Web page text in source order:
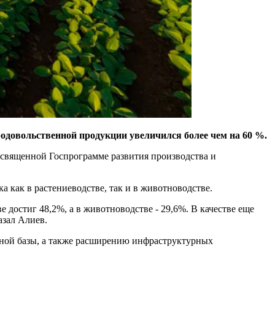
продукции увеличился более чем на 60 %.
Госпрограмме развития производства и
как в растениеводстве, так и в животноводстве.
достиг 48,2%, а в животноводстве - 29,6%. В качестве еще
Алиев.
базы, а также расширению инфраструктурных